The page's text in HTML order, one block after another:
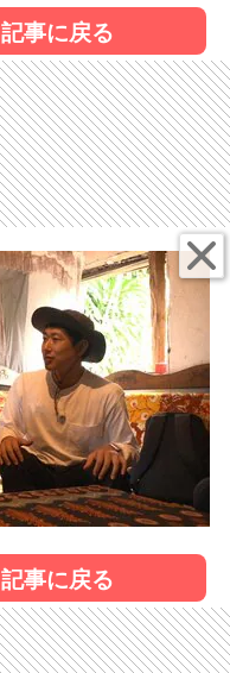
記事に戻る
記事に戻る